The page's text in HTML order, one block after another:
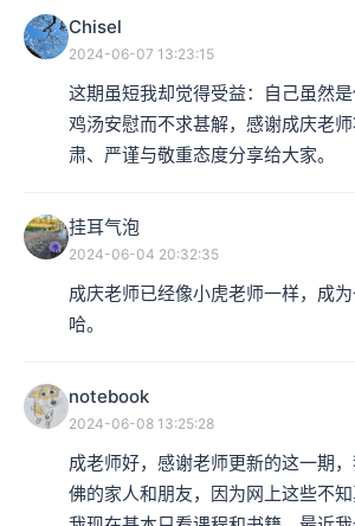
Chisel
2024-06-07 13:23:15
这期虽短我却觉得受益：自己虽然
鸡汤安慰而不求甚解，感谢成庆老
肃、严谨与敬重态度分享给大家。
挂耳气泡
2024-06-04 20:32:35
成庆老师已经像小虎老师一样，成
哈。
notebook
2024-06-08 13:25:28
成老师好，感谢老师更新的这一期
佛的家人和朋友，因为网上这些不知